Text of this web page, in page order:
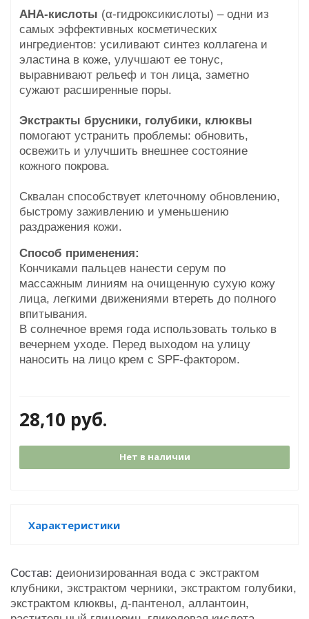
АНА-кислоты (α-гидроксикислоты) – одни из
самых эффективных косметических
ингредиентов: усиливают синтез коллагена и
эластина в коже, улучшают ее тонус,
выравнивают рельеф и тон лица, заметно
сужают расширенные поры.
Экстракты брусники, голубики, клюквы
помогают устранить проблемы: обновить,
освежить и улучшить внешнее состояние
кожного покрова.
Сквалан способствует клеточному обновлению,
быстрому заживлению и уменьшению
раздражения кожи.
Способ применения:
Кончиками пальцев нанести серум по
массажным линиям на очищенную сухую кожу
лица, легкими движениями втереть до полного
впитывания.
В солнечное время года использовать только в
вечернем уходе. Перед выходом на улицу
наносить на лицо крем с SPF-фактором.
28,10 руб.
Нет в наличии
Характеристики
Состав: деионизированная вода с экстрактом
клубники, экстрактом черники, экстрактом голубики,
экстрактом клюквы, д-пантенол, аллантоин,